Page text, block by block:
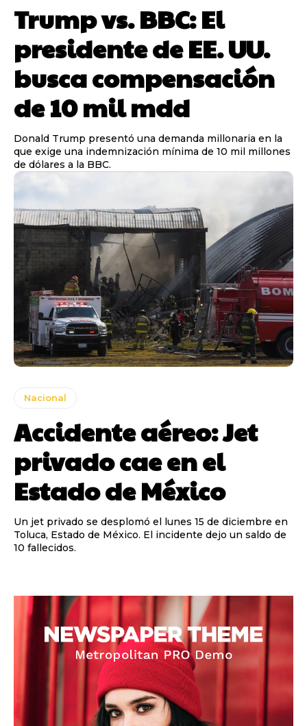
Trump vs. BBC: El
presidente de EE. UU.
busca compensación
de 10 mil mdd
Donald Trump presentó una demanda millonaria en la
que exige una indemnización mínima de 10 mil millones
de dólares a la BBC.
Nacional
Accidente aéreo: Jet
privado cae en el
Estado de México
Un jet privado se desplomó el lunes 15 de diciembre en
Toluca, Estado de México. El incidente dejo un saldo de
10 fallecidos.